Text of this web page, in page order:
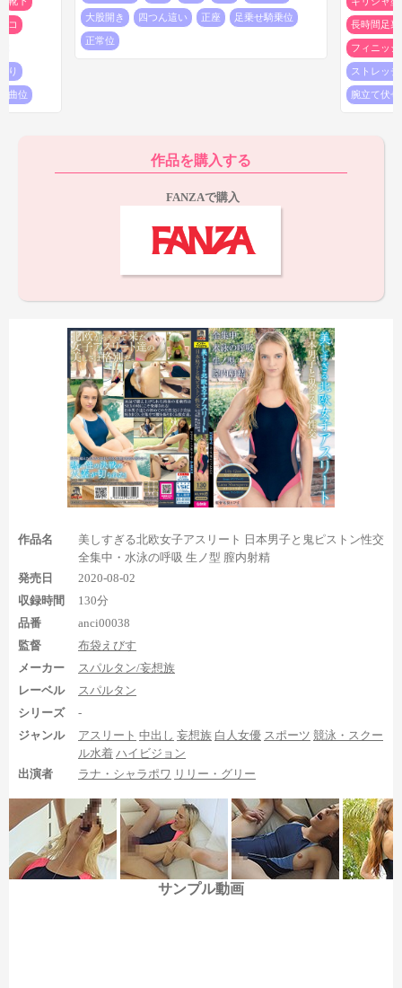
ップも含めて20秒
といった感じで、長時間足裏やドアップ足裏も含めて複数の足
裏が登場します。
特に45:35以
降の足裏はなかなか見応えがあるのでオススメ。
まず45:35から
た両足の足裏をドアップも含めて見られるのが魅力です。外国人
女子の正座足裏は割と珍しいような気がするので、ここは要チェ
そしてセックスシーンでも足裏が登場。まず59:01の足乗せ騎
乗位で右足の足裏を25秒ほど見られ、1:00:13からも再び足乗せ騎
乗位で両足のドアップ足裏一部→少しだけ足裏全体も含めて40秒
うでもありませんが、足乗せ騎乗位の足裏自体ちょっとレアです
ので、見る価値はあるでしょう。
体を見られますが、残念ながら一瞬だけしか見られません。これ
がもうしばらく続いてくれたら最高だったのですが・・・。
後半：ラナ・シャラポワ・・・
靴下足裏と生足裏が登場！生足
裏メインで中出しフィニッシュ
足裏も見所！
コ
り
曲位
大股開き 四つん這い 正座 足乗せ騎乗位
正常位
長時間足裏
フィニッ
ストレッチ
腕立て伏せ
作品を購入する
FANZAで購入
作品名
美しすぎる北欧女子アスリート 日本男子と鬼ピストン性交
全集中・水泳の呼吸 生ノ型 膣内射精
発売日
2020-08-02
収録時間
130分
品番
anci00038
監督
布袋えびす
メーカー
スパルタン/妄想族
レーベル
スパルタン
シリーズ
-
ジャンル
アスリート 中出し 妄想族 白人女優 スポーツ 競泳・スクー
ル水着 ハイビジョン
出演者
ラナ・シャラポワ リリー・グリー
サンプル動画